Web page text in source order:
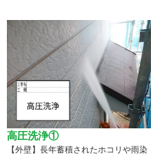
高圧洗浄①
【外壁】長年蓄積されたホコリや雨染